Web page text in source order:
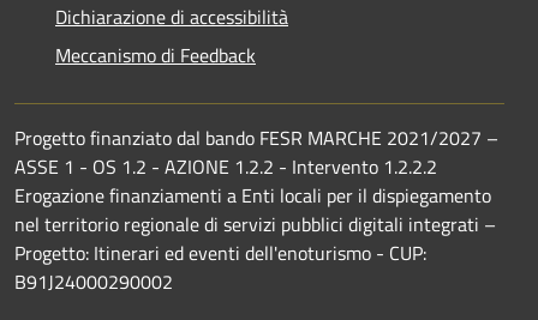
Dichiarazione di accessibilità
Meccanismo di Feedback
Progetto finanziato dal bando FESR MARCHE 2021/2027 –
ASSE 1 - OS 1.2 - AZIONE 1.2.2 - Intervento 1.2.2.2
Erogazione finanziamenti a Enti locali per il dispiegamento
nel territorio regionale di servizi pubblici digitali integrati –
Progetto: Itinerari ed eventi dell'enoturismo - CUP:
B91J24000290002